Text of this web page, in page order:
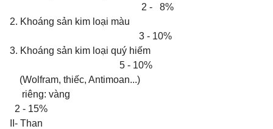
2 - 8%
2. Khoáng sản kim loại màu
3 - 10%
3. Khoáng sản kim loại quý hiếm
5 - 10%
(Wolfram, thiếc, Antimoan...)
riêng: vàng
2 - 15%
II- Than